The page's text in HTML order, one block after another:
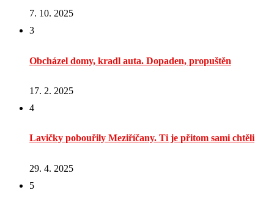
7. 10. 2025
3
Obcházel domy, kradl auta. Dopaden, propuštěn
17. 2. 2025
4
Lavičky pobouřily Meziříčany. Ti je přitom sami chtěli
29. 4. 2025
5